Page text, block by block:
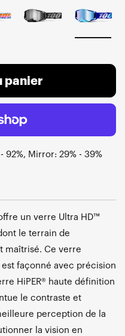
panier
92%, Mirror: 29% - 39%
un verre Ultra HD™
le terrain de
maîtrisé. Ce verre
façonné avec précision
HiPER® haute définition
le contraste et
perception de la
la vision en